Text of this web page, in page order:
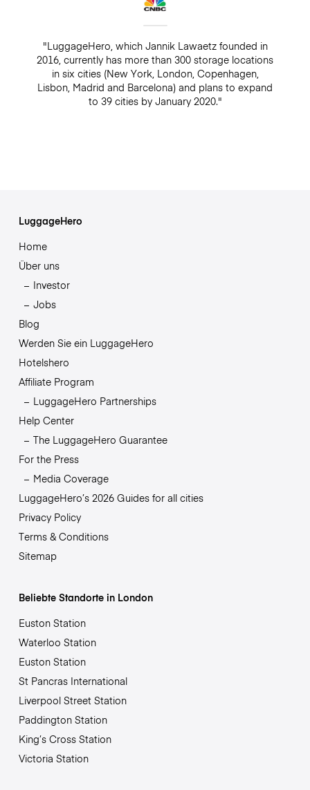
"LuggageHero, which Jannik Lawaetz founded in
2016, currently has more than 300 storage locations
in six cities (New York, London, Copenhagen,
Lisbon, Madrid and Barcelona) and plans to expand
to 39 cities by January 2020."
LuggageHero
Home
Über uns
Investor
Jobs
Blog
Werden Sie ein LuggageHero
Hotelshero
Affiliate Program
LuggageHero Partnerships
Help Center
The LuggageHero Guarantee
For the Press
Media Coverage
LuggageHero’s 2026 Guides for all cities
Privacy Policy
Terms & Conditions
Sitemap
Beliebte Standorte in London
Euston Station
Waterloo Station
Euston Station
St Pancras International
Liverpool Street Station
Paddington Station
King’s Cross Station
Victoria Station